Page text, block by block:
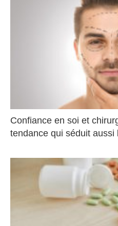
Confiance en soi et
tendance qui séduit aussi